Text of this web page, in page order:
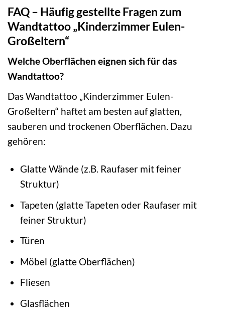
FAQ – Häufig gestellte Fragen zum
Wandtattoo „Kinderzimmer Eulen-
Großeltern“
Welche Oberflächen eignen sich für das
Wandtattoo?
Das Wandtattoo „Kinderzimmer Eulen-
Großeltern“ haftet am besten auf glatten,
sauberen und trockenen Oberflächen. Dazu
gehören:
Glatte Wände (z.B. Raufaser mit feiner
Struktur)
Tapeten (glatte Tapeten oder Raufaser mit
feiner Struktur)
Türen
Möbel (glatte Oberflächen)
Fliesen
Glasflächen